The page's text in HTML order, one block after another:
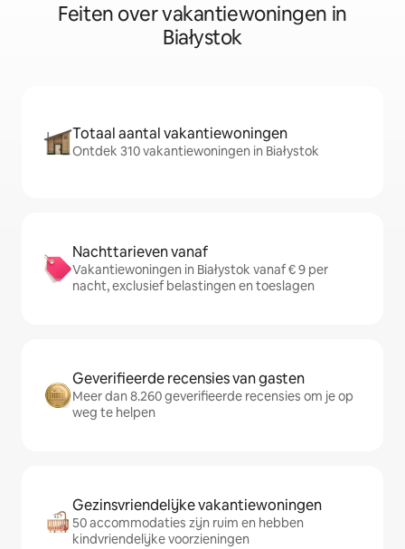
Feiten over vakantiewoningen in
Białystok
Totaal aantal vakantiewoningen
Ontdek 310 vakantiewoningen in Białystok
Nachttarieven vanaf
Vakantiewoningen in Białystok vanaf € 9 per
nacht, exclusief belastingen en toeslagen
Geverifieerde recensies van gasten
Meer dan 8.260 geverifieerde recensies om je op
weg te helpen
Gezinsvriendelijke vakantiewoningen
50 accommodaties zijn ruim en hebben
kindvriendelijke voorzieningen